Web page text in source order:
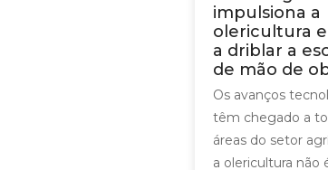
impulsiona a
olericultura
a driblar a
de mão de
Os avanços
têm chegado a
áreas do setor
a olericultura não